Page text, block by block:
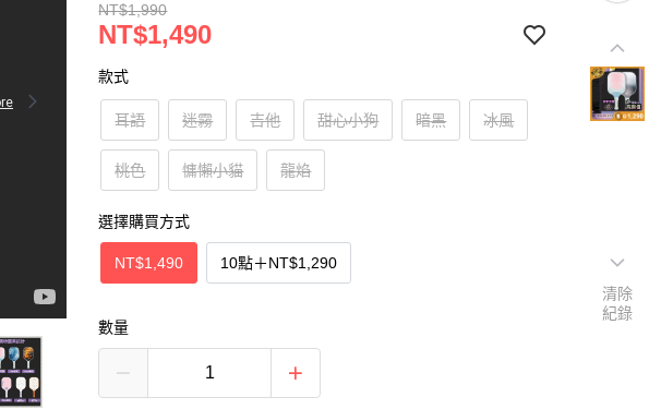
NT$1,990
NT$1,490
款式
耳語 迷霧 吉他 甜心小狗 暗黑 冰風
桃色 慵懶小貓 龍焰
選擇購買方式
NT$1,490 10點＋NT$1,290
數量
清除
紀錄